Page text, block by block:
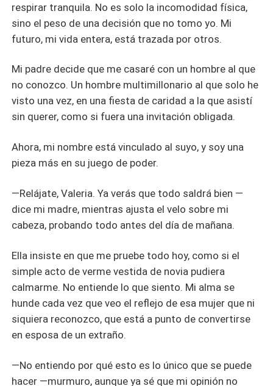
desconfianza para reconocer en Valeria no solo una
esposa, sino una mujer capaz de cambiar su vida y su
visión del amor? ¿Y será Valeria capaz de encontrar algo
que al principio la despreciaba?
respirar tranquila. No es solo la incomodidad física,
sino el peso de una decisión que no tomo yo. Mi
futuro, mi vida entera, está trazada por otros.
Mi padre decide que me casaré con un hombre al que
no conozco. Un hombre multimillonario al que solo he
visto una vez, en una fiesta de caridad a la que asistí
sin querer, como si fuera una invitación obligada.
Ahora, mi nombre está vinculado al suyo, y soy una
pieza más en su juego de poder.
—Relájate, Valeria. Ya verás que todo saldrá bien —
dice mi madre, mientras ajusta el velo sobre mi
cabeza, probando todo antes del día de mañana.
Ella insiste en que me pruebe todo hoy, como si el
simple acto de verme vestida de novia pudiera
calmarme. No entiende lo que siento. Mi alma se
hunde cada vez que veo el reflejo de esa mujer que ni
siquiera reconozco, que está a punto de convertirse
en esposa de un extraño.
—No entiendo por qué esto es lo único que se puede
hacer —murmuro, aunque ya sé que mi opinión no